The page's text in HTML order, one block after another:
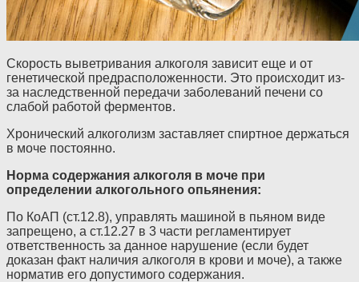
Скорость выветривания алкоголя зависит еще и от
генетической предрасположенности. Это происходит из-
за наследственной передачи заболеваний печени со
слабой работой ферментов.
Хронический алкоголизм заставляет спиртное держаться
в моче постоянно.
Норма содержания алкоголя в моче при
определении алкогольного опьянения:
По КоАП (ст.12.8), управлять машиной в пьяном виде
запрещено, а ст.12.27 в 3 части регламентирует
ответственность за данное нарушение (если будет
доказан факт наличия алкоголя в крови и моче), а также
норматив его допустимого содержания.